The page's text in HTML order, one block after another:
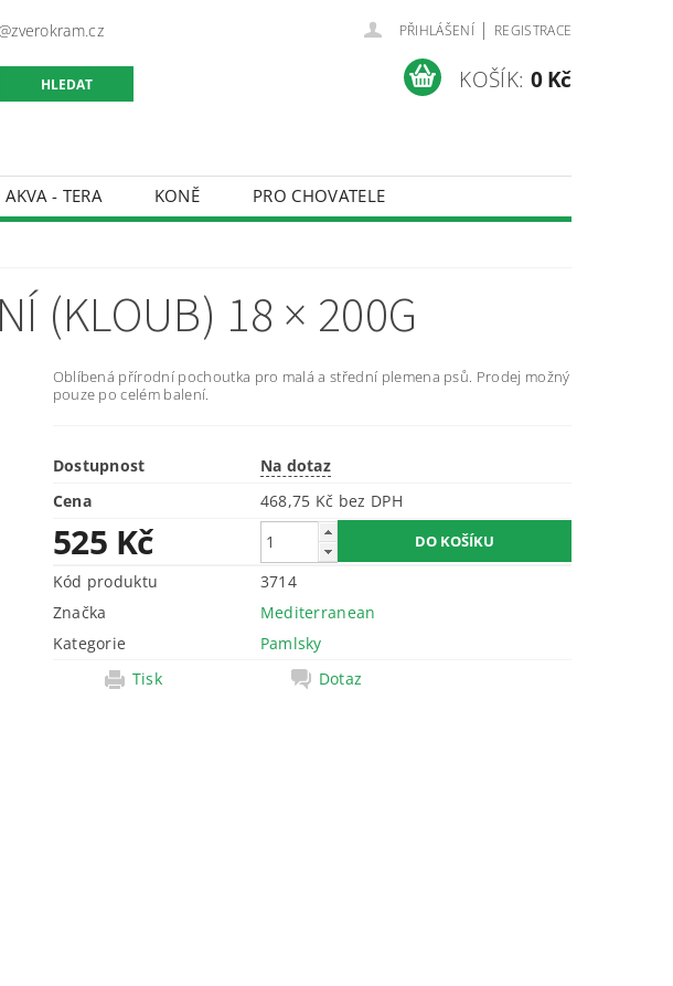
PŘIHLÁŠENÍ | REGISTRACE
KOŠÍK: 0 Kč
AKVA - TERA KONĚ
PRO CHOVATELE
(KLOUB) 18 × 200G
Oblíbená přírodní pochoutka pro malá a střední plemena psů. Prodej možný
pouze po celém balení.
Dostupnost
Na dotaz
Cena
468,75 Kč bez DPH
525 Kč
Kód produktu
3714
Značka
Mediterranean
Kategorie
Pamlsky
Tisk
Dotaz